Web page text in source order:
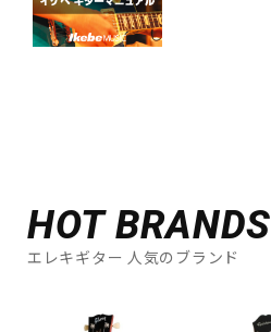
HOT BRANDS
エレキギター 人気のブランド